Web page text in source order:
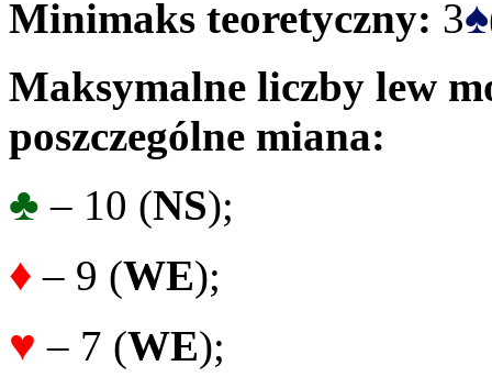
Minimaks teoretyczny: 3♠
Maksymalne liczby lew
poszczególne miana:
♣ – 10 (NS);
♦ – 9 (WE);
♥ – 7 (WE);